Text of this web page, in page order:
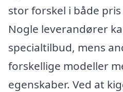
stor forskel i både
Nogle leverandører
specialtilbud, mens
forskellige modeller
egenskaber. Ved at